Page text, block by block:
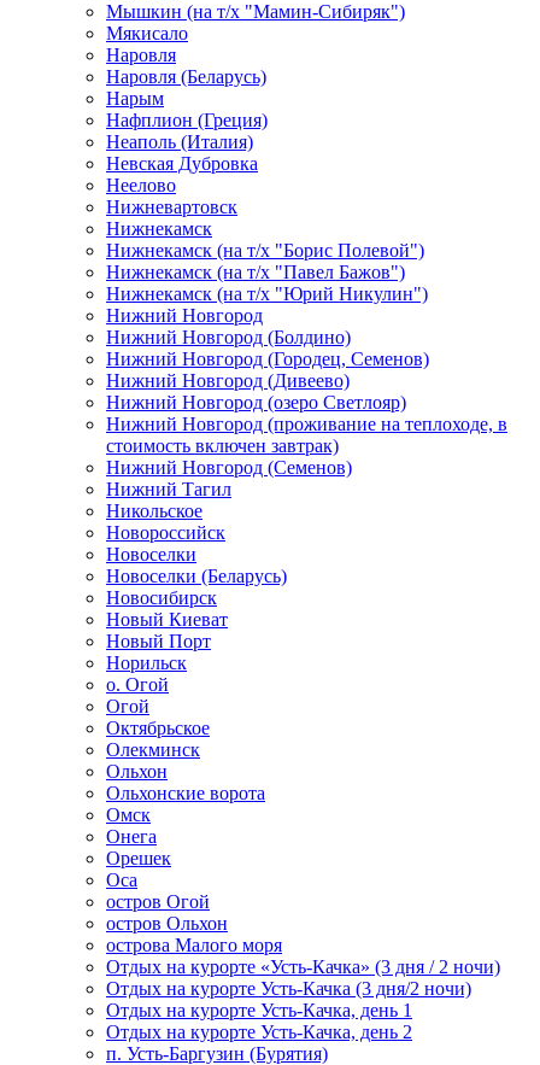
Мышкин (на т/х "Мамин-Сибиряк")
Мякисало
Наровля
Наровля (Беларусь)
Нарым
Нафплион (Греция)
Неаполь (Италия)
Невская Дубровка
Неелово
Нижневартовск
Нижнекамск
Нижнекамск (на т/х "Борис Полевой")
Нижнекамск (на т/х "Павел Бажов")
Нижнекамск (на т/х "Юрий Никулин")
Нижний Новгород
Нижний Новгород (Болдино)
Нижний Новгород (Городец, Семенов)
Нижний Новгород (Дивеево)
Нижний Новгород (озеро Светлояр)
Нижний Новгород (проживание на теплоходе, в
стоимость включен завтрак)
Нижний Новгород (Семенов)
Нижний Тагил
Никольское
Новороссийск
Новоселки
Новоселки (Беларусь)
Новосибирск
Новый Киеват
Новый Порт
Норильск
о. Огой
Огой
Октябрьское
Олекминск
Ольхон
Ольхонские ворота
Омск
Онега
Орешек
Оса
остров Огой
остров Ольхон
острова Малого моря
Отдых на курорте «Усть-Качка» (3 дня / 2 ночи)
Отдых на курорте Усть-Качка (3 дня/2 ночи)
Отдых на курорте Усть-Качка, день 1
Отдых на курорте Усть-Качка, день 2
п. Усть-Баргузин (Бурятия)